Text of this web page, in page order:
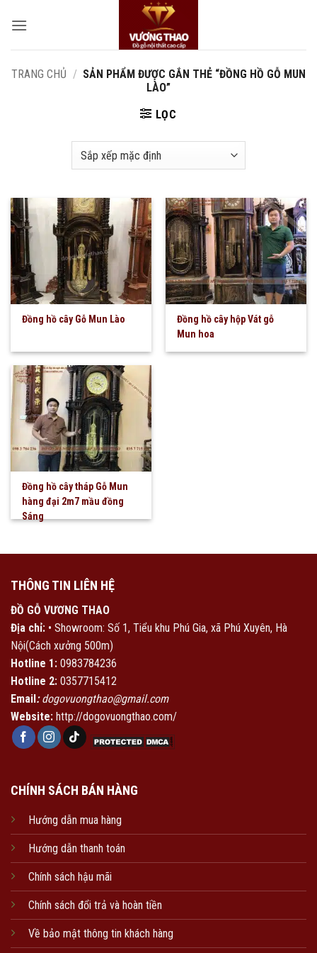
qua
TRANG CHỦ / SẢN PHẨM ĐƯỢC GẮN THẺ “ĐỒNG HỒ GỖ MUN
LÀO”
LỌC
Đồng hồ cây Gỗ Mun Lào
Đồng hồ cây hộp Vát gỗ
Mun hoa
Đồng hồ cây tháp Gỗ Mun
hàng đại 2m7 mầu đồng
Sáng
THÔNG TIN LIÊN HỆ
ĐỒ GỖ VƯƠNG THAO
Địa chỉ: • Showroom: Số 1, Tiểu khu Phú Gia, xã Phú Xuyên, Hà
Nội(Cách xưởng 500m)
Hotline 1: 0983784236
Hotline 2: 0357715412
Email :dogovuongthao@gmail.com
Website: http://dogovuongthao.com/
CHÍNH SÁCH BÁN HÀNG
Hướng dẫn mua hàng
Hướng dẫn thanh toán
Chính sách hậu mãi
Chính sách đổi trả và hoàn tiền
Về bảo mật thông tin khách hàng